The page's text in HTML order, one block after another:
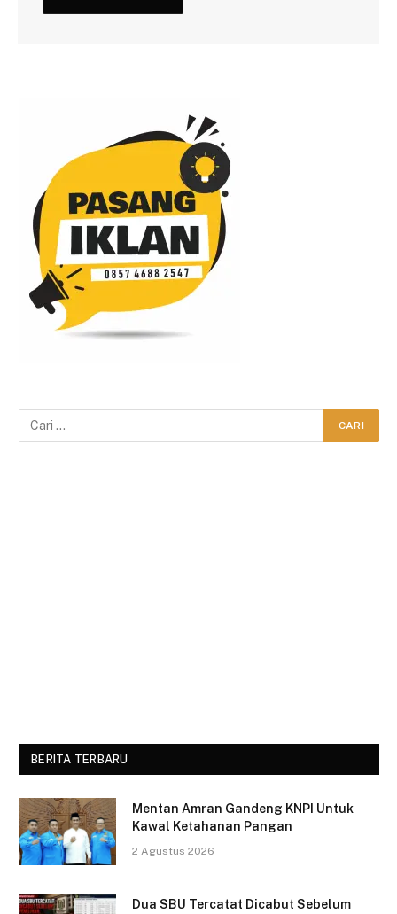
BERITA TERBARU
Mentan Amran Gandeng KNPI Untuk
Kawal Ketahanan Pangan
2 Agustus 2026
Dua SBU Tercatat Dicabut Sebelum